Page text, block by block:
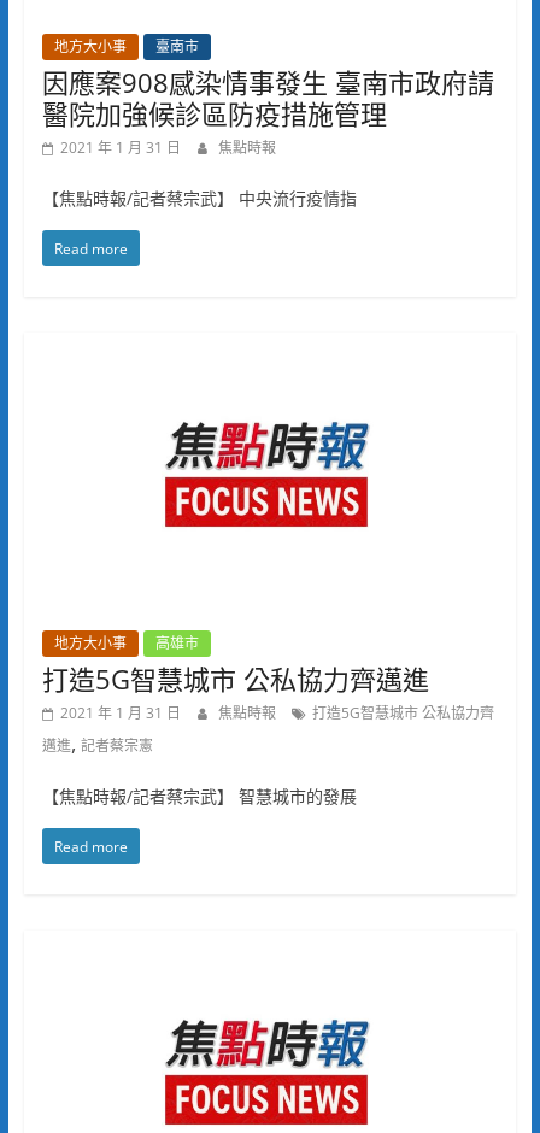
地方大小事 臺南市
因應案908感染情事發生 臺南市政府請
醫院加強候診區防疫措施管理
2021 年 1 月 31 日 焦點時報
【焦點時報/記者蔡宗武】 中央流行疫情指
Read more
地方大小事 高雄市
打造5G智慧城市 公私協力齊邁進
2021 年 1 月 31 日 焦點時報
打造5G智慧城市 公私協力齊
邁進, 記者蔡宗憲
【焦點時報/記者蔡宗武】 智慧城市的發展
Read more